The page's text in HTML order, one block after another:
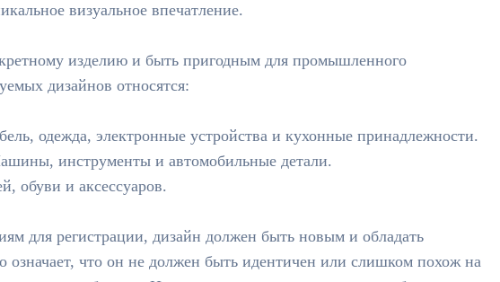
визуальное впечатление.
изделию и быть пригодным для промышленного
дизайнов относятся:
одежда, электронные устройства и кухонные принадлежности.
инструменты и автомобильные детали.
обуви и аксессуаров.
для регистрации, дизайн должен быть новым и обладать
означает, что он не должен быть идентичен или слишком похож на